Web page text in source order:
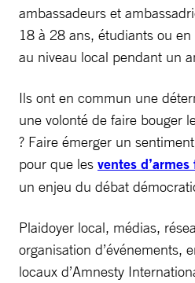
ambassadeurs et
18 à 28 ans, étudiants ou en
au niveau local pendant un
Ils ont en commun une
une volonté de faire bouger
? Faire émerger un
pour que les ventes
un enjeu du débat
Plaidoyer local, médias,
organisation d’événements,
locaux d’Amnesty